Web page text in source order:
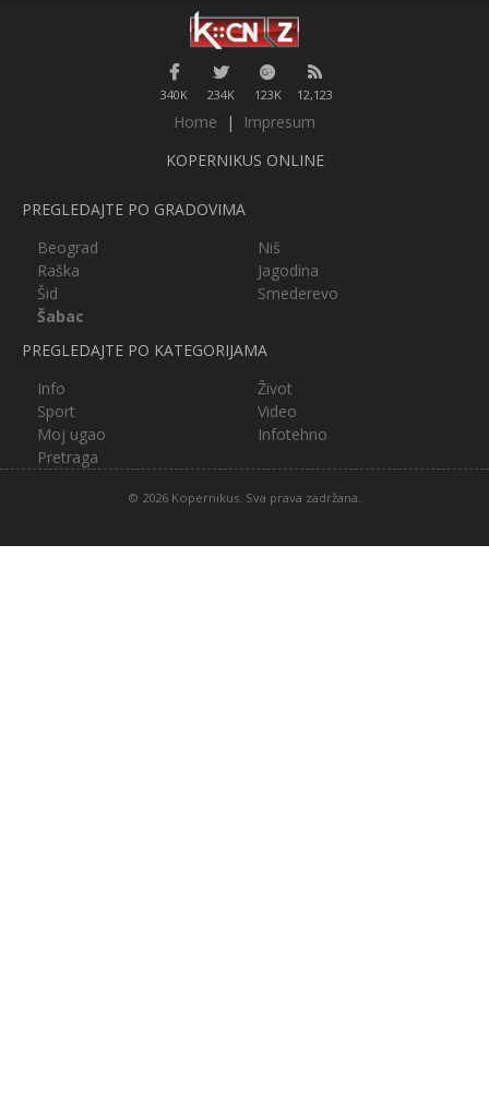
340K 234K 123K 12,123
Home |
Impresum
KOPERNIKUS ONLINE
PREGLEDAJTE PO GRADOVIMA
Beograd
Niš
Raška
Jagodina
Šid
Smederevo
Šabac
PREGLEDAJTE PO KATEGORIJAMA
Info
Život
Sport
Video
Moj ugao
Infotehno
Pretraga
© 2026 Kopernikus. Sva prava zadržana.